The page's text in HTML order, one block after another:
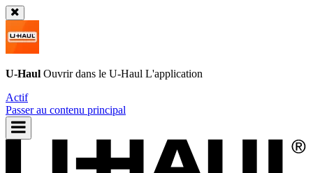
U-Haul Ouvrir dans le U-Haul L'application
Actif
Passer au contenu principal